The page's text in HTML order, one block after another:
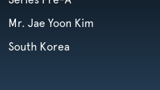
Mr. Jae Yoon Kim
South Korea